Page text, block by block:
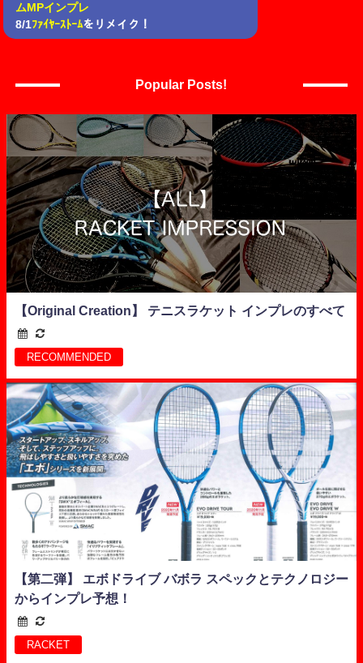
ムMPインプレ
8/1 ﾌｧｲﾔｰｽﾄｰﾑをリメイク！
Popular Posts!
【Original Creation】 テニスラケット インプレのすべて
RECOMMENDED
【第二弾】 エボドライブ バボラ スペックとテクノロジー
からインプレ予想！
RACKET